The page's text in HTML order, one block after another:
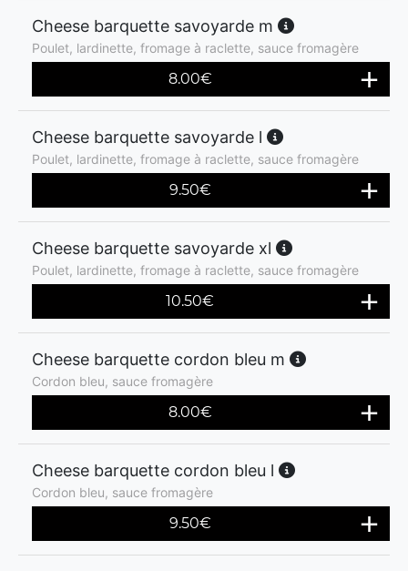
Cheese barquette savoyarde m
Poulet, lardinette, fromage à raclette, sauce fromagère
8.00€
Cheese barquette savoyarde l
Poulet, lardinette, fromage à raclette, sauce fromagère
9.50€
Cheese barquette savoyarde xl
Poulet, lardinette, fromage à raclette, sauce fromagère
10.50€
Cheese barquette cordon bleu m
Cordon bleu, sauce fromagère
8.00€
Cheese barquette cordon bleu l
Cordon bleu, sauce fromagère
9.50€